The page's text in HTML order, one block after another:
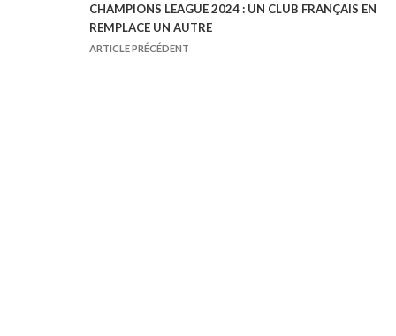
N
a
CHAMPIONS LEAGUE 2024 : UN CLUB FRANÇAIS EN
REMPLACE UN AUTRE
ARTICLE PRÉCÉDENT